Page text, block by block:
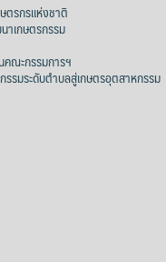
ตรกรแห่งชาติ
นุมัติโครงการอ่างเก็บน้ำ
งเงิน 7,200 ล้านบาท สะท้อน
กดันข้อเสนอเชิงนโยบายของ
าคม 2569 คณะรัฐมนตรีมีมติ
อ่างเก็บน้ำคลองวังโตนด
รอบวงเงิน 7,200 ล้านบาท
าดำเนินงาน 7 ปี (พ.ศ. 2570–
ตรกรแห่งชาติ
เกษตรกรรม
คณะกรรมการฯ
รมระดับตำบลสู่เกษตรอุตสาหกรรม